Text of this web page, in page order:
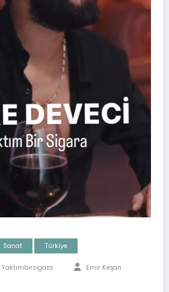
Sanat Türkiye
Yaktımbirsigara Emir Keşan